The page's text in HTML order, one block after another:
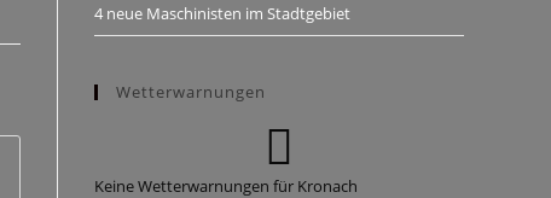
4 neue Maschinisten im Stadtgebiet
Wetterwarnungen
Keine Wetterwarnungen für Kronach